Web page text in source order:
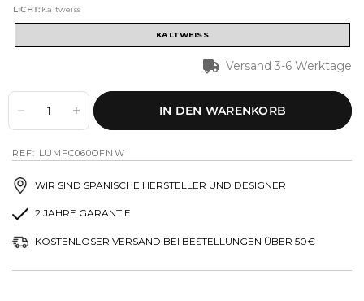
LICHT: Kaltweiss
KALTWEISS
Versand 3-6 Werktage
IN DEN WARENKORB
REF: LUMFC060OFNW
WIR SIND SPANISCHE HERSTELLER UND DESIGNER
2 JAHRE GARANTIE
KOSTENLOSER VERSAND BEI BESTELLUNGEN ÜBER 50€